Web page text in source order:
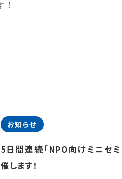
お知らせ
5日間連続「NPO向けミニセミ
催します！